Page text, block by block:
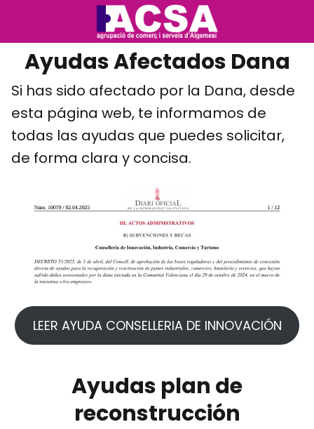
Ayudas Afectados Dana
Si has sido afectado por la Dana, desde
esta página web, te informamos de
todas las ayudas que puedes solicitar,
de forma clara y concisa.
LEER AYUDA CONSELLERIA DE INNOVACIÓN
Ayudas plan de
reconstrucción